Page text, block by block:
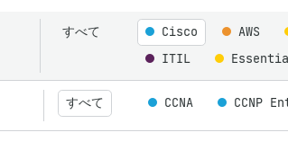
すべて Cisco AWS
ITIL
すべて CCNA CCNP